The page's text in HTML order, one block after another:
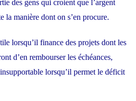
des gens qui croient que l’argent
la manière dont on s’en procure.
lorsqu’il finance des projets dont les
d’en rembourser les échéances,
lorsqu’il permet le déficit